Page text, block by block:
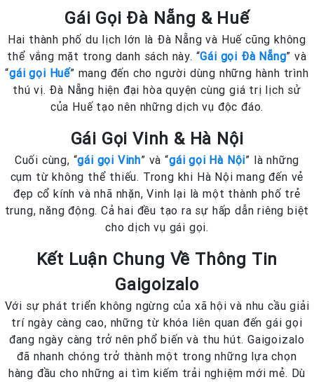
Gái Gọi Đà Nẵng & Huế
Hai thành phố du lịch lớn là Đà Nẵng và Huế cũng không
thể vắng mặt trong danh sách này. “Gái gọi Đà Nẵng” và
“gái gọi Huế” mang đến cho người dùng những hành trình
thú vị. Đà Nẵng hiện đại hòa quyện cùng giá trị lịch sử
của Huế tạo nên những dịch vụ độc đáo.
Gái Gọi Vinh & Hà Nội
Cuối cùng, “gái gọi Vinh” và “gái gọi Hà Nội” là những
cụm từ không thể thiếu. Trong khi Hà Nội mang đến vẻ
đẹp cổ kính và nhã nhặn, Vinh lại là một thành phố trẻ
trung, năng động. Cả hai đều tạo ra sự hấp dẫn riêng biệt
cho dịch vụ gái gọi.
Kết Luận Chung Về Thông Tin
Gaigoizalo
Với sự phát triển không ngừng của xã hội và nhu cầu giải
trí ngày càng cao, những từ khóa liên quan đến gái gọi
đang ngày càng trở nên phổ biến và thu hút. Gaigoizalo
đã nhanh chóng trở thành một trong những lựa chọn
hàng đầu cho những ai tìm kiếm trải nghiệm mới mẻ. Dù